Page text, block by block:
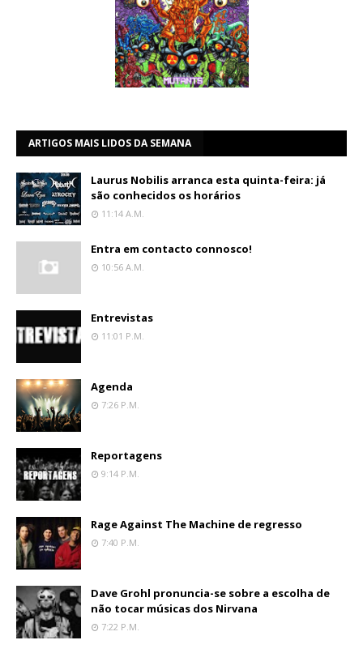
ARTIGOS MAIS LIDOS DA SEMANA
Laurus Nobilis arranca esta quinta-feira: já
são conhecidos os horários
11:14 A.m.
Entra em contacto connosco!
10:56 A.m.
Entrevistas
11:01 P.m.
Agenda
7:26 P.m.
Reportagens
9:14 P.m.
Rage Against The Machine de regresso
7:40 P.m.
Dave Grohl pronuncia-se sobre a escolha de
não tocar músicas dos Nirvana
7:22 P.m.